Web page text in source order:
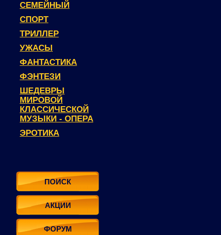
СЕМЕЙНЫЙ
СПОРТ
ТРИЛЛЕР
УЖАСЫ
ФАНТАСТИКА
ФЭНТЕЗИ
ШЕДЕВРЫ
МИРОВОЙ
КЛАССИЧЕСКОЙ
МУЗЫКИ - ОПЕРА
ЭРОТИКА
ПОИСК
АКЦИИ
ФОРУМ